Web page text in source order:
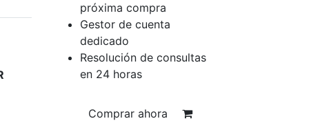
próxima compra
Gestor de cuenta
dedicado
Resolución de consultas
en 24 horas
Comprar ahora